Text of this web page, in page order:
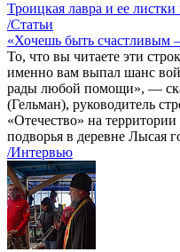
Троицкая лавра и ее
/Статьи
«Хочешь быть счастливым
То, что вы читаете эти
именно вам выпал шанс
рады любой помощи», —
(Гельман), руководитель
«Отечество» на
подворья в деревне Лысая
/Интервью